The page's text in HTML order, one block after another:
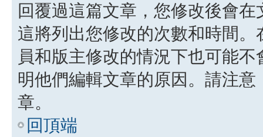
回覆過這篇文章，您修改後會
這將列出您修改的次數和時間
員和版主修改的情況下也可能
明他們編輯文章的原因。請注
章。
回頂端